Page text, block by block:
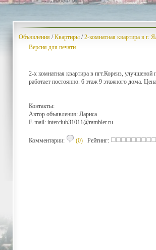
Объявления /Квартиры /2-комнатная квартира в г.
Версия для печати
2-х комнатная квартира в пгт.Кореиз,
работает постоянно. 6 этаж 9 этажного дома.
Контакты:
Автор объявления: Лариса
E-mail: interclub31011@rambler.ru
Комментарии: (0) Рейтинг: